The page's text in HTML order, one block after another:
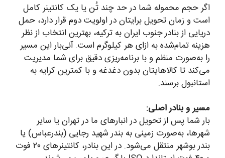
اگر حجم محموله شما در حد چند تُن یا یک کانتینر کامل
است و زمان تحویل برایتان در اولویت دوم قرار دارد، حمل
دریایی از بنادر جنوب ایران به ترکیه، بهترین انتخاب از نظر
هزینه تمام‌شده به ازای هر کیلوگرم است. آنی‌بار این مسیر
را به‌صورت منظم و با برنامه‌ریزی دقیق برای شما مدیریت
می‌کند تا کالاهایتان بدون دغدغه و با کمترین کرایه به
استانبول برسند.
مسیر و بنادر اصلی:
بار شما پس از تحویل در انبارهای ما در تهران یا سایر
شهرها، به‌صورت زمینی به بندر شهید رجایی (بندرعباس) یا
بندر بوشهر منتقل می‌شود. در این بنادر، کانتینرهای ۲۰ فوت